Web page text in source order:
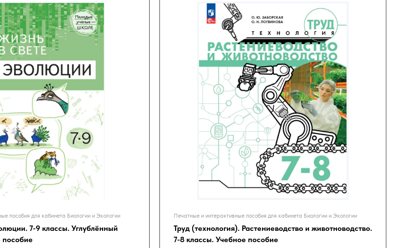
пособия для кабинета Биологии и Экологии
7-9 классы. Углублённый
пособие
Печатные и интерактивные пособия для кабинета Биологии и Экологии
Труд (технология). Растениеводство и животноводство.
7-8 классы. Учебное пособие